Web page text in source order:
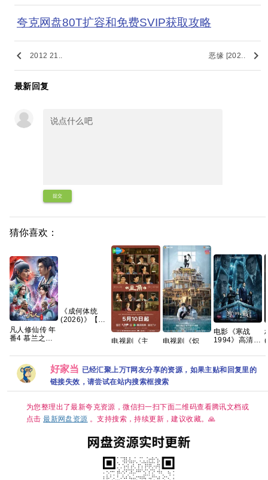
夸克网盘80T扩容和免费SVIP获取攻略
keyboard_arrow_left 2012 21.. 恶缘 [202.. keyboard_arrow_right
最新回复
提交
猜你喜欢：
凡人修仙传 年
番4 慕兰之战
4K【夸克百度
网盘+】
《成何体统
(2026)》【4K
电视剧《主
清免费观看百
度网盘下载
电视剧《炽
1080P百度网
盘资源分享
电影《寒战
1994》高清免
网盘资源链接
好家当 已经汇聚上万T网友分享的资源，如果主贴和回复里的
链接失效，请尝试在站内搜索框搜索
为您整理出了最新夸克资源，微信扫一扫下面二维码查看腾讯文档或
点击最新网盘资源 。支持搜索，持续更新，建议收藏。🙏